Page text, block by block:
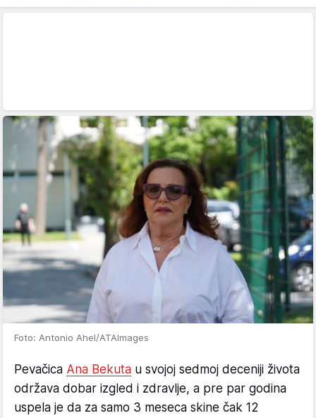
Foto: Antonio Ahel/ATAImages
Pevačica Ana Bekuta u svojoj sedmoj deceniji života
održava dobar izgled i zdravlje, a pre par godina
uspela je da za samo 3 meseca skine čak 12